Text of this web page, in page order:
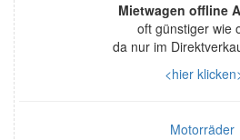
Mietwagen offline
oft günstiger wie
da nur im
<hier
Motorräder